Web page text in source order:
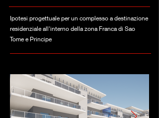
Ipotesi progettuale per un complesso a destinazione
residenziale all'interno della zona Franca di Sao
Tome e Principe